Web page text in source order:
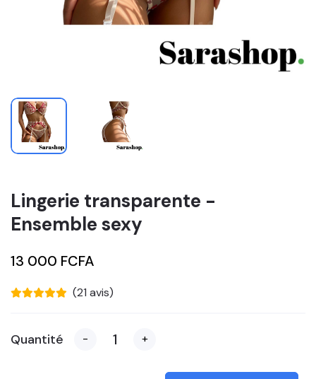
Lingerie transparente -
Ensemble sexy
13 000 FCFA
(21 avis)
Quantité - +